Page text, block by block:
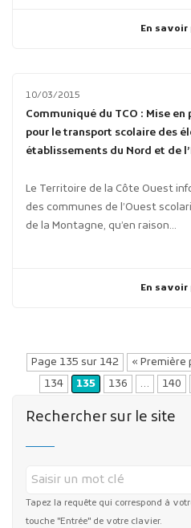
En savoir
10/03/2015
Communiqué du TCO : Mise
pour le transport scolaire des
établissements du Nord et de
Le Territoire de la Côte Ouest
des communes de l’Ouest
de la Montagne, qu’en raison...
En savoir
Page 135 sur 142 « Première
134
135 136 … 140
Rechercher sur le site
Tapez la requête qui correspond à
touche "Entrée" de votre clavier.